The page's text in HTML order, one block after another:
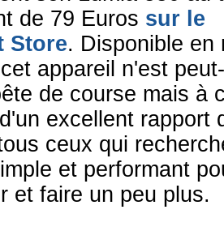
de 79 Euros sur le
Store. Disponible en
appareil n'est
de course mais à
excellent rapport
ceux qui
et performant
et faire un peu plus.